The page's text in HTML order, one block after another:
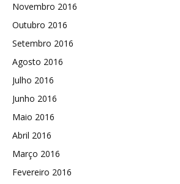
Novembro 2016
Outubro 2016
Setembro 2016
Agosto 2016
Julho 2016
Junho 2016
Maio 2016
Abril 2016
Março 2016
Fevereiro 2016